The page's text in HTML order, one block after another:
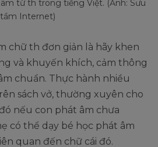
từ th trong tiếng Việt. (Ảnh: Sưu
tầm Internet)
chữ th đơn giản là hãy khen
và khuyến khích, cảm thông
chuẩn. Thực hành nhiều
sách vở, thường xuyên cho
nếu con phát âm chưa
có thể dạy bé học phát âm
quan đến chữ cái đó.